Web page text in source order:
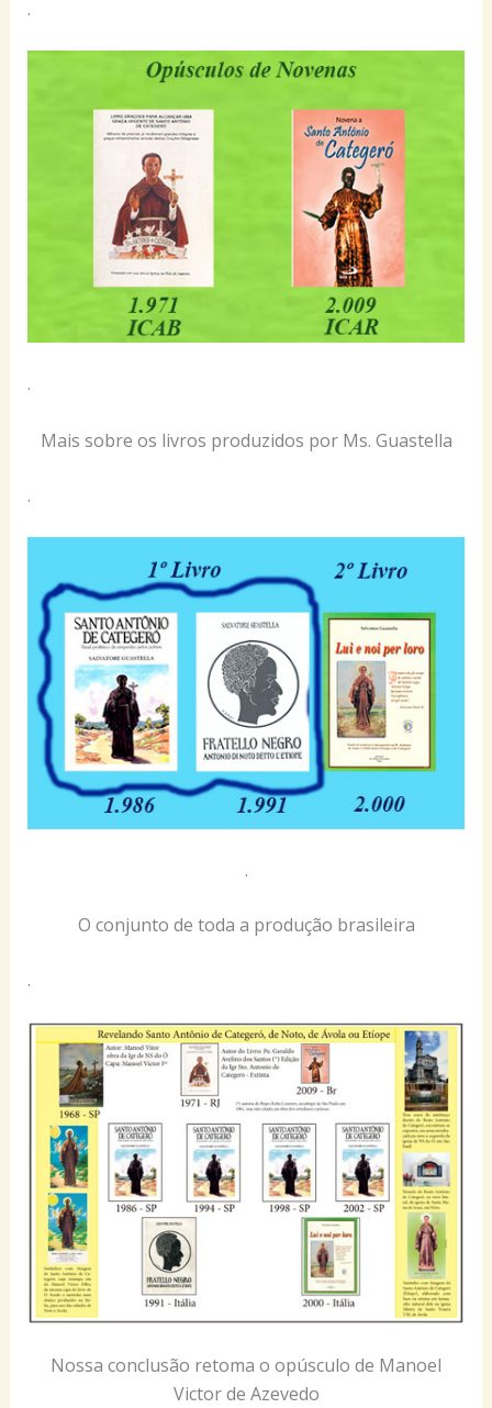
.
.
Mais sobre os livros produzidos por Ms. Guastella
.
.
O conjunto de toda a produção brasileira
.
Nossa conclusão retoma o opúsculo de Manoel
Victor de Azevedo